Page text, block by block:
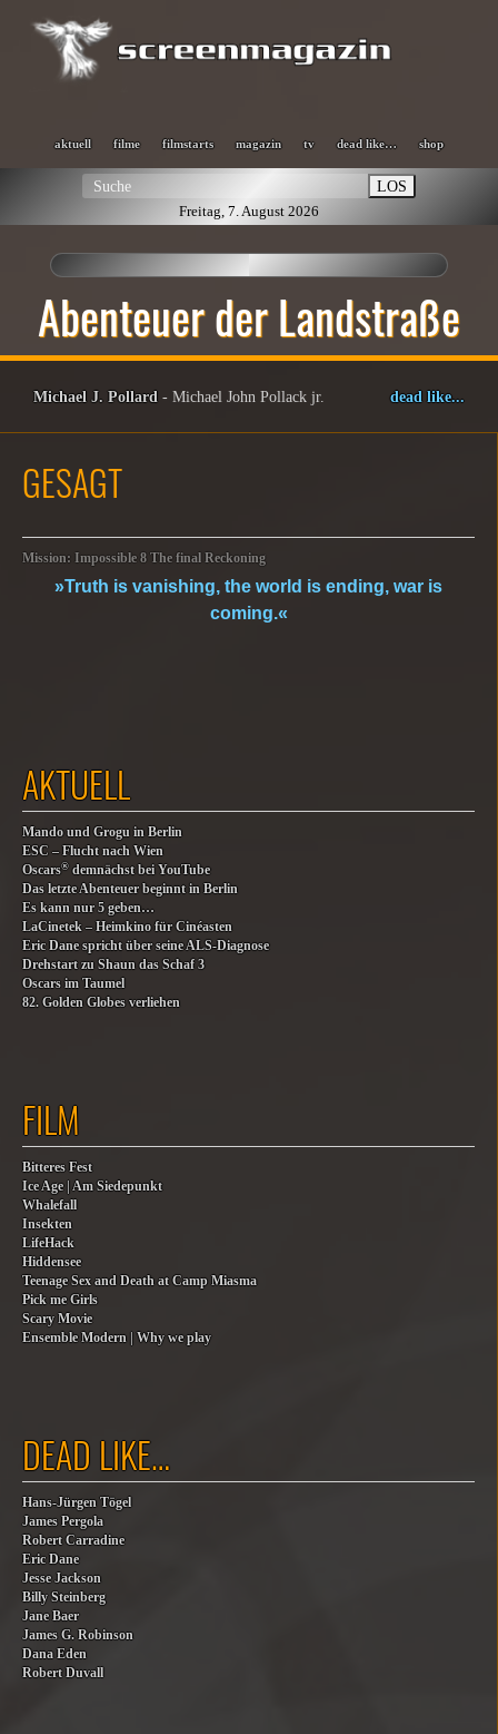
aktuell filme filmstarts magazin tv dead like… shop
LOS
Freitag, 7. August 2026
Abenteuer der Landstraße
Michael J. Pollard - Michael John Pollack jr. dead like...
GESAGT
Mission: Impossible 8 The final Reckoning
»Truth is vanishing, the world is ending, war is
coming.«
AKTUELL
Mando und Grogu in Berlin
ESC – Flucht nach Wien
Oscars® demnächst bei YouTube
Das letzte Abenteuer beginnt in Berlin
Es kann nur 5 geben…
LaCinetek – Heimkino für Cinéasten
Eric Dane spricht über seine ALS-Diagnose
Drehstart zu Shaun das Schaf 3
Oscars im Taumel
82. Golden Globes verliehen
FILM
Bitteres Fest
Ice Age | Am Siedepunkt
Whalefall
Insekten
LifeHack
Hiddensee
Teenage Sex and Death at Camp Miasma
Pick me Girls
Scary Movie
Ensemble Modern | Why we play
DEAD LIKE…
Hans-Jürgen Tögel
James Pergola
Robert Carradine
Eric Dane
Jesse Jackson
Billy Steinberg
Jane Baer
James G. Robinson
Dana Eden
Robert Duvall